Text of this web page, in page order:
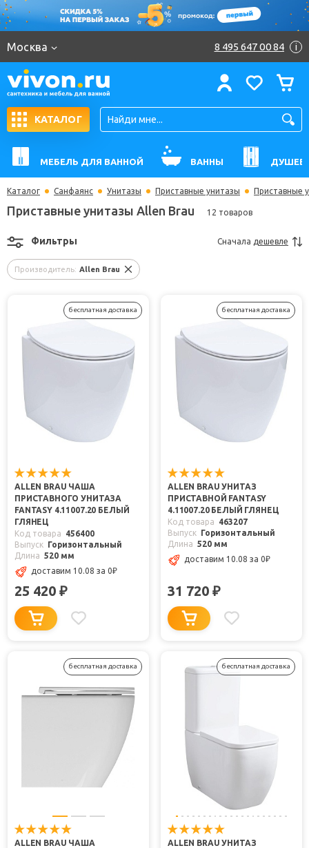
Москва 8 495 647 00 84 i
КАТАЛОГ
МЕБЕЛЬ ДЛЯ ВАННОЙ ВАННЫ
Каталог Санфаянс Унитазы Приставные унитазы Приставные
Приставные унитазы Allen Brau 12 товаров
Производитель: Allen Brau
Фильтры Сначала дешевле
бесплатная доставка
ALLEN BRAU ЧАША
ПРИСТАВНОГО УНИТАЗА
FANTASY 4.11007.20 БЕЛЫЙ
ГЛЯНЕЦ
Код товара
456400
Выпуск Горизонтальный
Длина 520 мм
доставим 10.08 за 0₽
25 420 ₽
бесплатная доставка
ALLEN BRAU УНИТАЗ
ПРИСТАВНОЙ FANTASY
4.11007.20 БЕЛЫЙ ГЛЯНЕЦ
Код товара
463207
Выпуск Горизонтальный
Длина 520 мм
доставим 10.08 за 0₽
31 720 ₽
бесплатная доставка
ALLEN BRAU ЧАША
бесплатная доставка
ALLEN BRAU УНИТАЗ